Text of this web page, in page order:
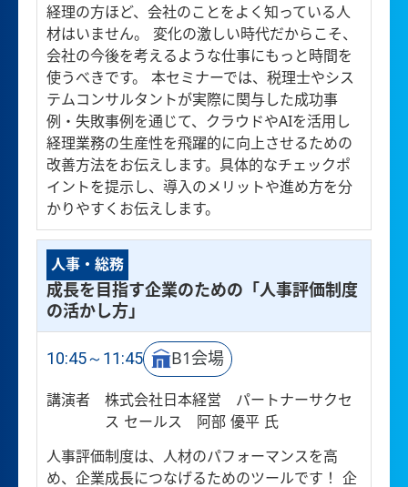
経理の方ほど、会社のことをよく知っている人
材はいません。 変化の激しい時代だからこそ、
会社の今後を考えるような仕事にもっと時間を
使うべきです。 本セミナーでは、税理士やシス
テムコンサルタントが実際に関与した成功事
例・失敗事例を通じて、クラウドやAIを活用し
経理業務の生産性を飛躍的に向上させるための
改善方法をお伝えします。具体的なチェックポ
イントを提示し、導入のメリットや進め方を分
かりやすくお伝えします。
人事・総務
成長を目指す企業のための「人事評価制度
の活かし方」
10:45～11:45 B1会場
講演者
株式会社日本経営 パートナーサクセ
ス セールス 阿部 優平 氏
人事評価制度は、人材のパフォーマンスを高
め、企業成長につなげるためのツールです！ 企